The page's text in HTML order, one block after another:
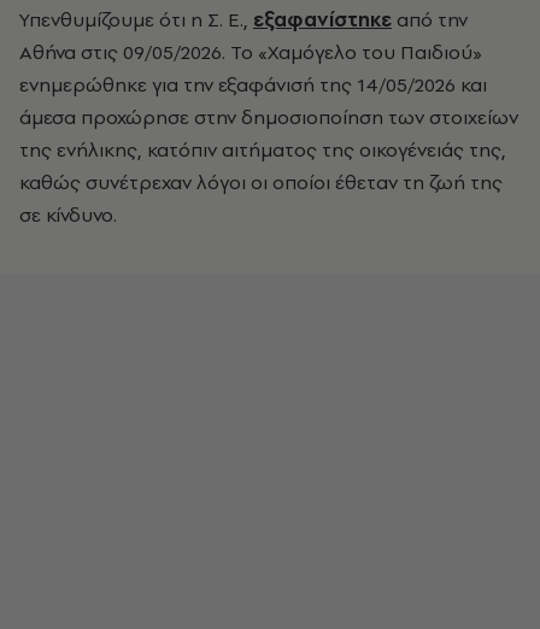
Υπενθυμίζουμε ότι η Σ. Ε., εξαφανίστηκε από την
Αθήνα στις 09/05/2026. Το «Χαμόγελο του Παιδιού»
ενημερώθηκε για την εξαφάνισή της 14/05/2026 και
άμεσα προχώρησε στην δημοσιοποίηση των στοιχείων
της ενήλικης, κατόπιν αιτήματος της οικογένειάς της,
καθώς συνέτρεχαν λόγοι οι οποίοι έθεταν τη ζωή της
σε κίνδυνο.